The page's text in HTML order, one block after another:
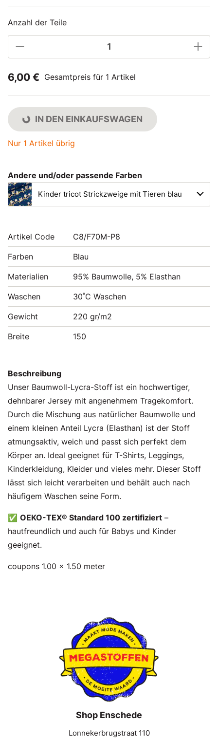
Anzahl der Teile
6,00 € Gesamtpreis für 1 Artikel
IN DEN EINKAUFSWAGEN
Nur 1 Artikel übrig
Andere und/oder passende Farben
Kinder tricot Strickzweige mit Tieren blau
Artikel Code C8/F70M-P8
Farben Blau
Materialien 95% Baumwolle, 5% Elasthan
Waschen 30˚C Waschen
Gewicht 220 gr/m2
Breite 150
Beschreibung
Unser Baumwoll-Lycra-Stoff ist ein hochwertiger,
dehnbarer Jersey mit angenehmem Tragekomfort.
Durch die Mischung aus natürlicher Baumwolle und
einem kleinen Anteil Lycra (Elasthan) ist der Stoff
atmungsaktiv, weich und passt sich perfekt dem
Körper an. Ideal geeignet für T-Shirts, Leggings,
Kinderkleidung, Kleider und vieles mehr. Dieser Stoff
lässt sich leicht verarbeiten und behält auch nach
häufigem Waschen seine Form.
✅ OEKO-TEX® Standard 100 zertifiziert –
hautfreundlich und auch für Babys und Kinder
geeignet.
coupons 1.00 x 1.50 meter
Shop Enschede
Lonnekerbrugstraat 110